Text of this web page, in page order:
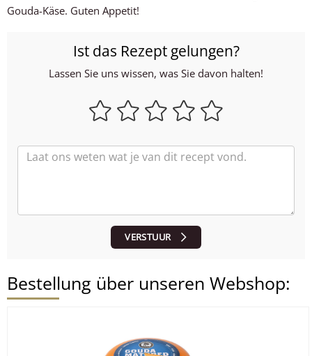
Gouda-Käse. Guten Appetit!
Ist das Rezept gelungen?
Lassen Sie uns wissen, was Sie davon halten!
VERSTUUR
Bestellung über unseren Webshop: